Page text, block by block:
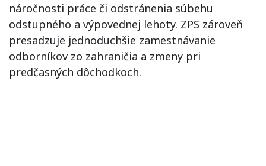
náročnosti práce či odstránenia súbehu
odstupného a výpovednej lehoty. ZPS zároveň
presadzuje jednoduchšie zamestnávanie
odborníkov zo zahraničia a zmeny pri
predčasných dôchodkoch.